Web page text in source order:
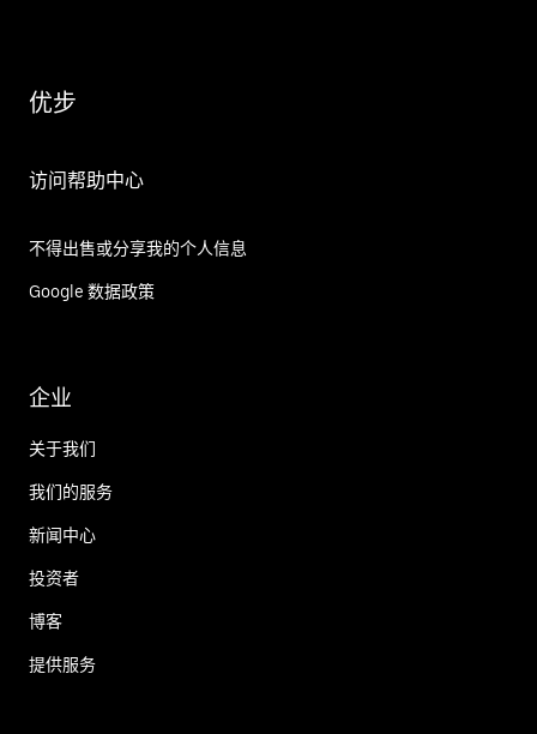
优步
访问帮助中心
不得出售或分享我的个人信息
Google 数据政策
企业
关于我们
我们的服务
新闻中心
投资者
博客
提供服务